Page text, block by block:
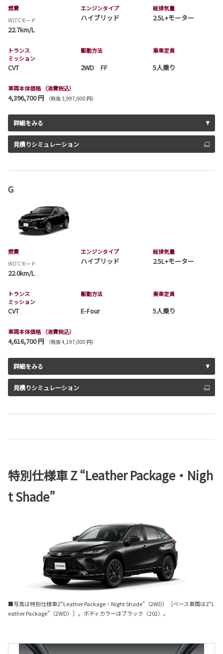
燃費
WLTCモード
22.7km/L
エンジンタイプ
ハイブリッド
総排気量
2.5L+モーター
トランス
ミッション
CVT
駆動方法
2WD FF
乗車定員
5人乗り
車両本体価格 （消費税込）
4,396,700 円 （税抜 3,997,000 円）
詳細をみる
見積りシミュレーション
G
燃費
WLTCモード
22.0km/L
エンジンタイプ
ハイブリッド
総排気量
2.5L+モーター
トランス
ミッション
CVT
駆動方法
E-Four
乗車定員
5人乗り
車両本体価格 （消費税込）
4,616,700 円 （税抜 4,197,000 円）
詳細をみる
見積りシミュレーション
特別仕様車 Z “Leather Package・Nigh
t Shade”
■写真は特別仕様車Z“Leather Package・Night Shade”（2WD）［ベース車両はZ“L
eather Package”（2WD）］。ボディカラーはブラック〈202〉。